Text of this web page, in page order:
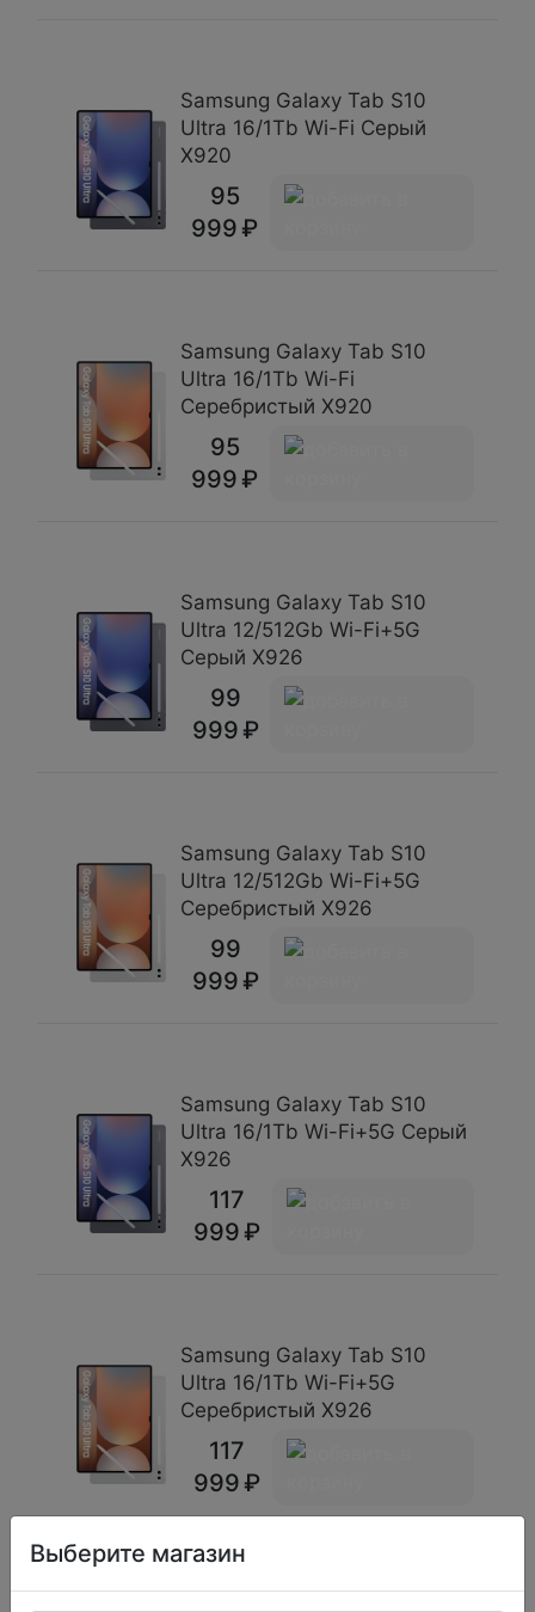
Выберите магазин
Samsung Galaxy Tab S10
Ultra 16/1Tb Wi-Fi Серый
X920
95
999
Samsung Galaxy Tab S10
Ultra 16/1Tb Wi-Fi
Серебристый X920
95
999
Samsung Galaxy Tab S10
Ultra 12/512Gb Wi-Fi+5G
Серый X926
99
999
Samsung Galaxy Tab S10
Ultra 12/512Gb Wi-Fi+5G
Серебристый X926
99
999
Samsung Galaxy Tab S10
Ultra 16/1Tb Wi-Fi+5G Серый
X926
117
999
Samsung Galaxy Tab S10
Ultra 16/1Tb Wi-Fi+5G
Серебристый X926
117
999